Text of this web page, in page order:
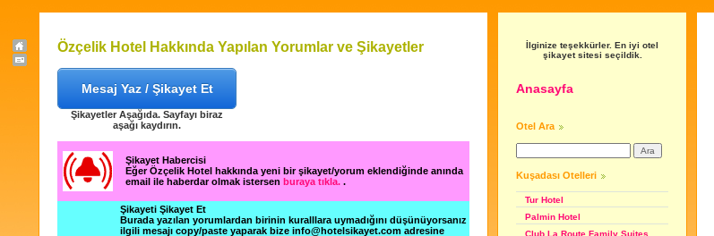
Özçelik Hotel Hakkında Yapılan Yorumlar ve Şikayetler
Mesaj Yaz / Şikayet Et
Şikayetler Aşağıda. Sayfayı biraz
aşağı kaydırın.
Şikayet Habercisi
Eğer Özçelik Hotel hakkında yeni bir şikayet/yorum eklendiğinde anında
email ile haberdar olmak istersen buraya tıkla. .
Şikayeti Şikayet Et
Burada yazılan yorumlardan birinin kuralllara uymadığını düşünüyorsanız
ilgili mesajı copy/paste yaparak bize info@hotelsikayet.com adresine
İlginize teşekkürler. En iyi otel
şikayet sitesi seçildik.
Anasayfa
Otel Ara
Kuşadası Otelleri
Tur Hotel
Palmin Hotel
Club La Route Family Suites